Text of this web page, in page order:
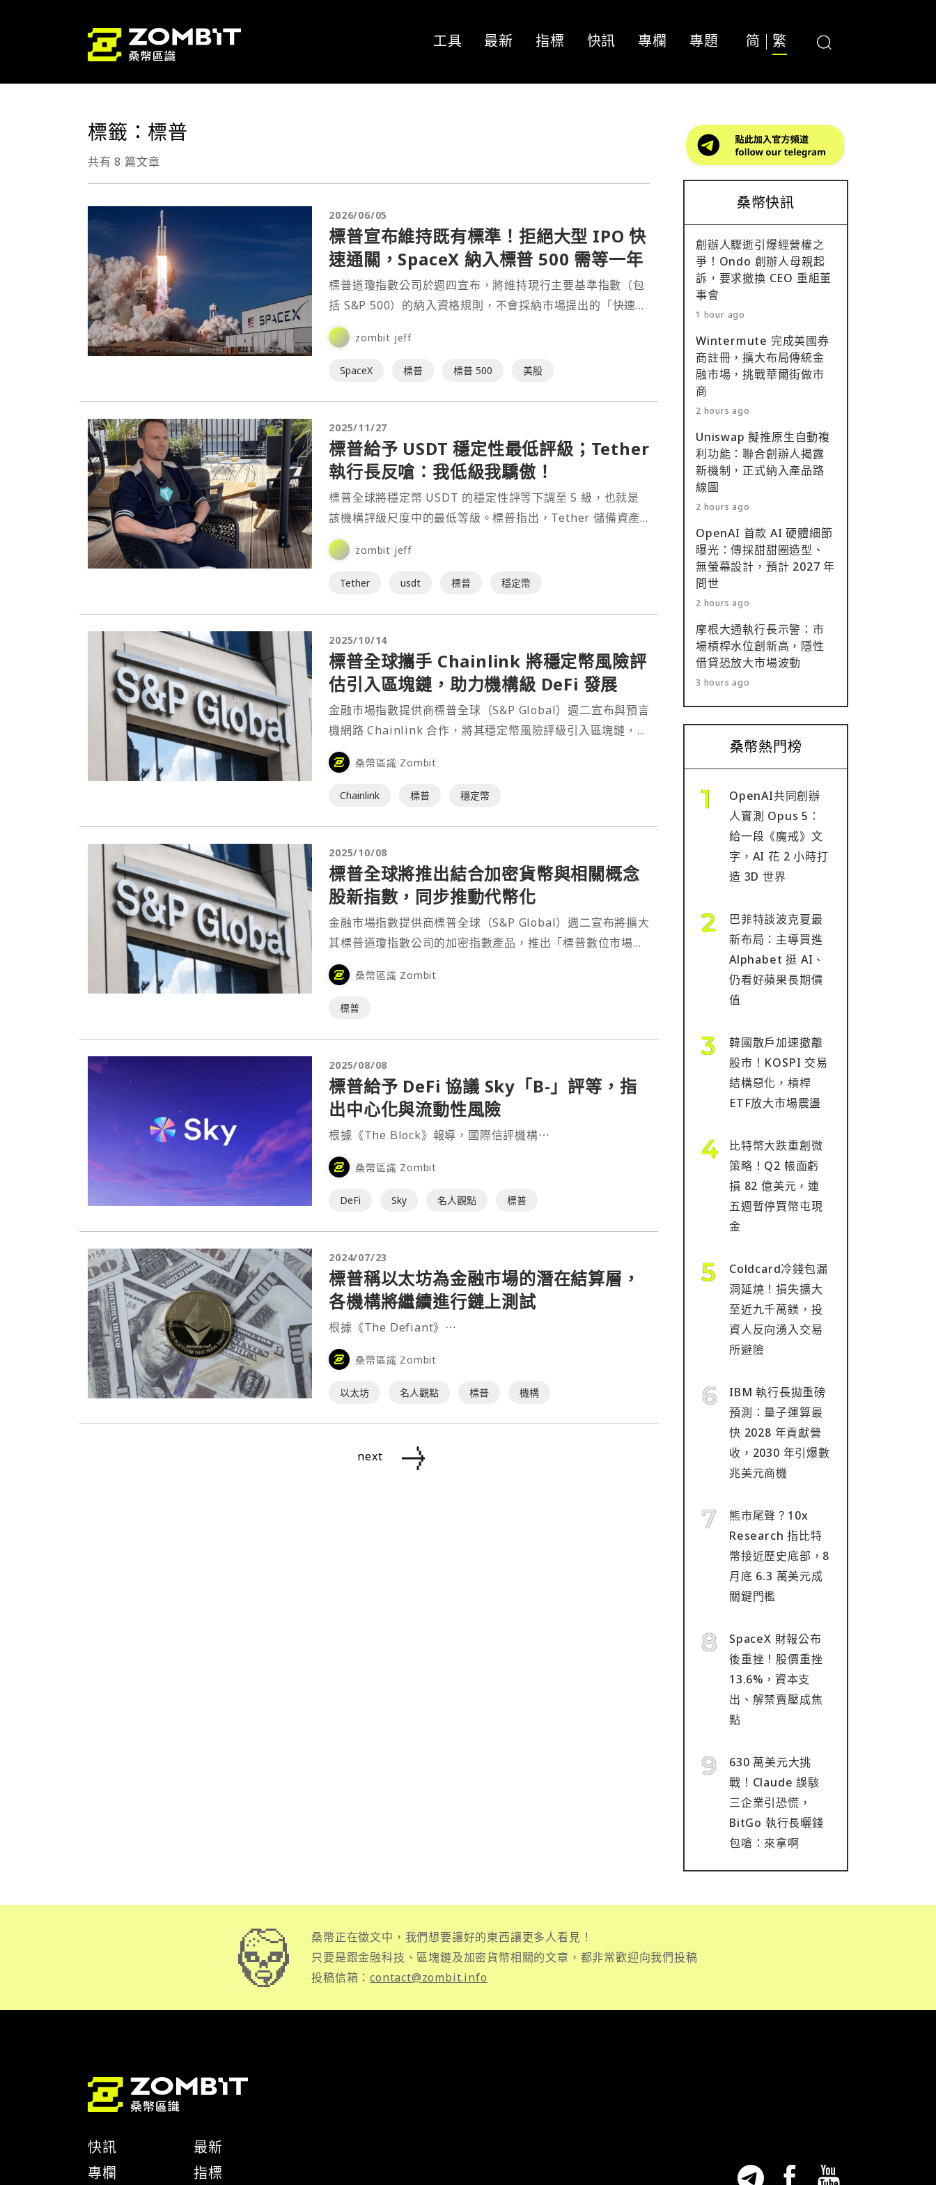
工具 最新 指標 快訊 專欄 專題 简 繁
標籤：標普
共有 8 篇文章
2026/06/05
標普宣布維持既有標準！拒絕大型 IPO 快
速通關，SpaceX 納入標普 500 需等一年
標普道瓊指數公司於週四宣布，將維持現行主要基準指數（包
括 S&P 500）的納入資格規則，不會採納市場提出的「快速納
入」改革方案。這意味著，像馬斯克旗下 S⋯
zombit jeff
SpaceX 標普 標普 500 美股
2025/11/27
標普給予 USDT 穩定性最低評級；Tether
執行長反嗆：我低級我驕傲！
標普全球將穩定幣 USDT 的穩定性評等下調至 5 級，也就是
該機構評級尺度中的最低等級。標普指出，Tether 儲備資產
中高風險部位占比上升，且當前儲備緩衝不足以⋯
zombit jeff
Tether usdt 標普 穩定幣
2025/10/14
標普全球攜手 Chainlink 將穩定幣風險評
估引入區塊鏈，助力機構級 DeFi 發展
金融市場指數提供商標普全球（S&P Global）週二宣布與預言
機網路 Chainlink 合作，將其穩定幣風險評級引入區塊鏈，以
便在去中心化金融（DeFi）領域中使用。⋯
桑幣區識 Zombit
Chainlink 標普 穩定幣
2025/10/08
標普全球將推出結合加密貨幣與相關概念
股新指數，同步推動代幣化
金融市場指數提供商標普全球（S&P Global）週二宣布將擴大
其標普道瓊指數公司的加密指數產品，推出「標普數位市場
50 指數」（S&P Digital Markets 50 Index）。⋯
桑幣區識 Zombit
標普
2025/08/08
標普給予 DeFi 協議 Sky「B-」評等，指
出中心化與流動性風險
根據《The Block》報導，國際信評機構⋯
桑幣區識 Zombit
DeFi Sky 名人觀點 標普
2024/07/23
標普稱以太坊為金融市場的潛在結算層，
各機構將繼續進行鏈上測試
根據《The Defiant》⋯
桑幣區識 Zombit
以太坊 名人觀點 標普 機構
next
桑幣快訊
創辦人驟逝引爆經營權之
爭！Ondo 創辦人母親起
訴，要求撤換 CEO 重組董
事會
1 hour ago
Wintermute 完成美國券
商註冊，擴大布局傳統金
融市場，挑戰華爾街做市
商
2 hours ago
Uniswap 擬推原生自動複
利功能：聯合創辦人揭露
新機制，正式納入產品路
線圖
2 hours ago
OpenAI 首款 AI 硬體細節
曝光：傳採甜甜圈造型、
無螢幕設計，預計 2027 年
問世
2 hours ago
摩根大通執行長示警：市
場槓桿水位創新高，隱性
借貸恐放大市場波動
3 hours ago
桑幣熱門榜
OpenAI共同創辦
人實測 Opus 5：
給一段《魔戒》文
字，AI 花 2 小時打
造 3D 世界
巴菲特談波克夏最
新布局：主導買進
Alphabet 挺 AI、
仍看好蘋果長期價
值
韓國散戶加速撤離
股市！KOSPI 交易
結構惡化，槓桿
ETF放大市場震盪
比特幣大跌重創微
策略！Q2 帳面虧
損 82 億美元，連
五週暫停買幣屯現
金
Coldcard冷錢包漏
洞延燒！損失擴大
至近九千萬鎂，投
資人反向湧入交易
所避險
IBM 執行長拋重磅
預測：量子運算最
快 2028 年貢獻營
收，2030 年引爆數
兆美元商機
熊市尾聲？10x
Research 指比特
幣接近歷史底部，8
月底 6.3 萬美元成
關鍵門檻
SpaceX 財報公布
後重挫！股價重挫
13.6%，資本支
出、解禁賣壓成焦
點
630 萬美元大挑
戰！Claude 誤駭
三企業引恐慌，
BitGo 執行長曬錢
包嗆：來拿啊
桑幣正在徵文中，我們想要讓好的東西讓更多人看見！
只要是跟金融科技、區塊鏈及加密貨幣相關的文章，都非常歡迎向我們投稿
投稿信箱：contact@zombit.info
快訊
專欄
最新
指標